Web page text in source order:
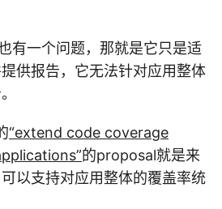
有一个问题，那就是它只是适
供报告，它无法针对应用整体
“extend code coverage
的proposal就是来
以支持对应用整体的覆盖率统